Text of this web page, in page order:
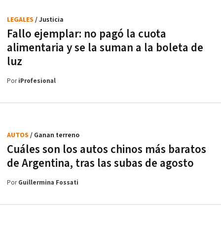
Fallo ejemplar: no pagó la cuota
alimentaria y se la suman a la boleta de
luz
LEGALES / Justicia
PoriProfesional
Cuáles son los autos chinos más baratos
de Argentina, tras las subas de agosto
AUTOS / Ganan terreno
PorGuillermina Fossati